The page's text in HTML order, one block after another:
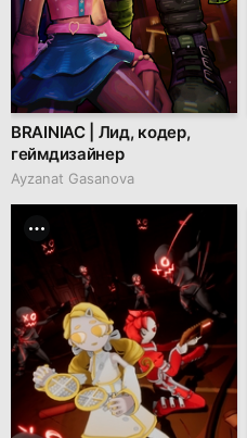
BRAINIAC | Лид, кодер,
геймдизайнер
Ayzanat Gasanova